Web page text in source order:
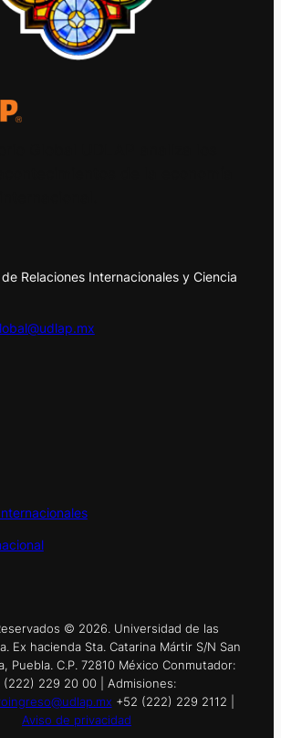
Relaciones Internacionales y Ciencia
© 2026. Universidad de las
Ex hacienda Sta. Catarina Mártir S/N San
Puebla. C.P. 72810 México Conmutador:
(222) 229 20 00 | Admisiones:
+52 (222) 229 2112 |
Aviso de privacidad